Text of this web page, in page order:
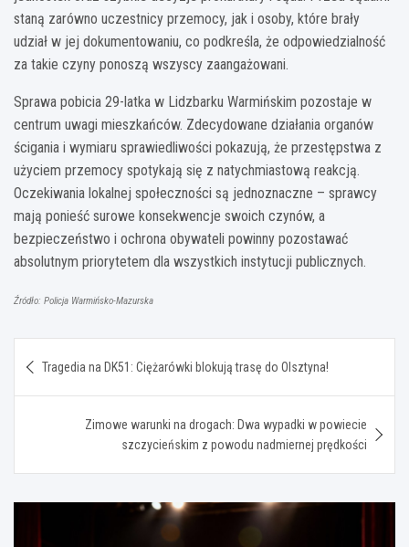
staną zarówno uczestnicy przemocy, jak i osoby, które brały
udział w jej dokumentowaniu, co podkreśla, że odpowiedzialność
za takie czyny ponoszą wszyscy zaangażowani.
Sprawa pobicia 29-latka w Lidzbarku Warmińskim pozostaje w
centrum uwagi mieszkańców. Zdecydowane działania organów
ścigania i wymiaru sprawiedliwości pokazują, że przestępstwa z
użyciem przemocy spotykają się z natychmiastową reakcją.
Oczekiwania lokalnej społeczności są jednoznaczne – sprawcy
mają ponieść surowe konsekwencje swoich czynów, a
bezpieczeństwo i ochrona obywateli powinny pozostawać
absolutnym priorytetem dla wszystkich instytucji publicznych.
Źródło: Policja Warmińsko-Mazurska
wpisu
Tragedia na DK51: Ciężarówki blokują trasę do Olsztyna!
Zimowe warunki na drogach: Dwa wypadki w powiecie
szczycieńskim z powodu nadmiernej prędkości